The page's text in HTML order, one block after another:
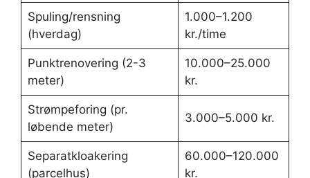
Spuling/rensning
(hverdag)
1.000–1.200
kr./time
Punktrenovering (2-3
meter)
10.000–25.000
kr.
Strømpeforing (pr.
løbende meter)
3.000–5.000 kr.
Separatkloakering
(parcelhus)
60.000–120.000
kr.